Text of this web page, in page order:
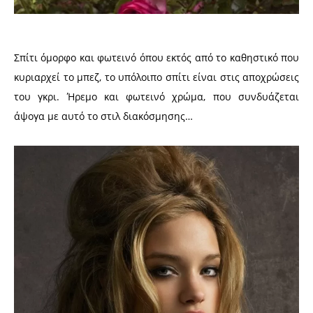
Σπίτι όμορφο και φωτεινό όπου εκτός από το καθηστικό που
κυριαρχεί το μπεζ, το υπόλοιπο σπίτι είναι στις αποχρώσεις
του γκρι. Ήρεμο και φωτεινό χρώμα, που συνδυάζεται
άψογα με αυτό το στιλ διακόσμησης…